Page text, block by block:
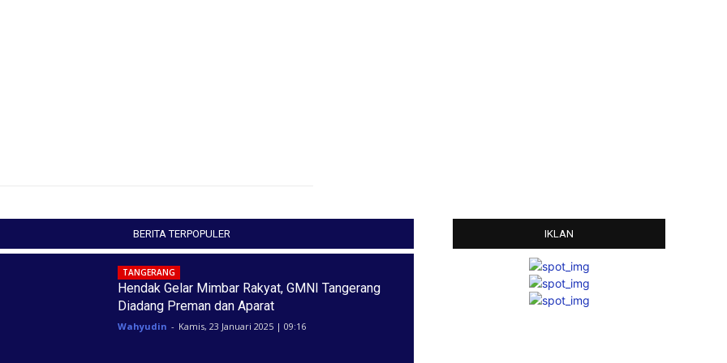
BERITA TERPOPULER
TANGERANG
Hendak Gelar Mimbar Rakyat, GMNI Tangerang
Diadang Preman dan Aparat
Wahyudin - Kamis, 23 Januari 2025 | 09:16
IKLAN